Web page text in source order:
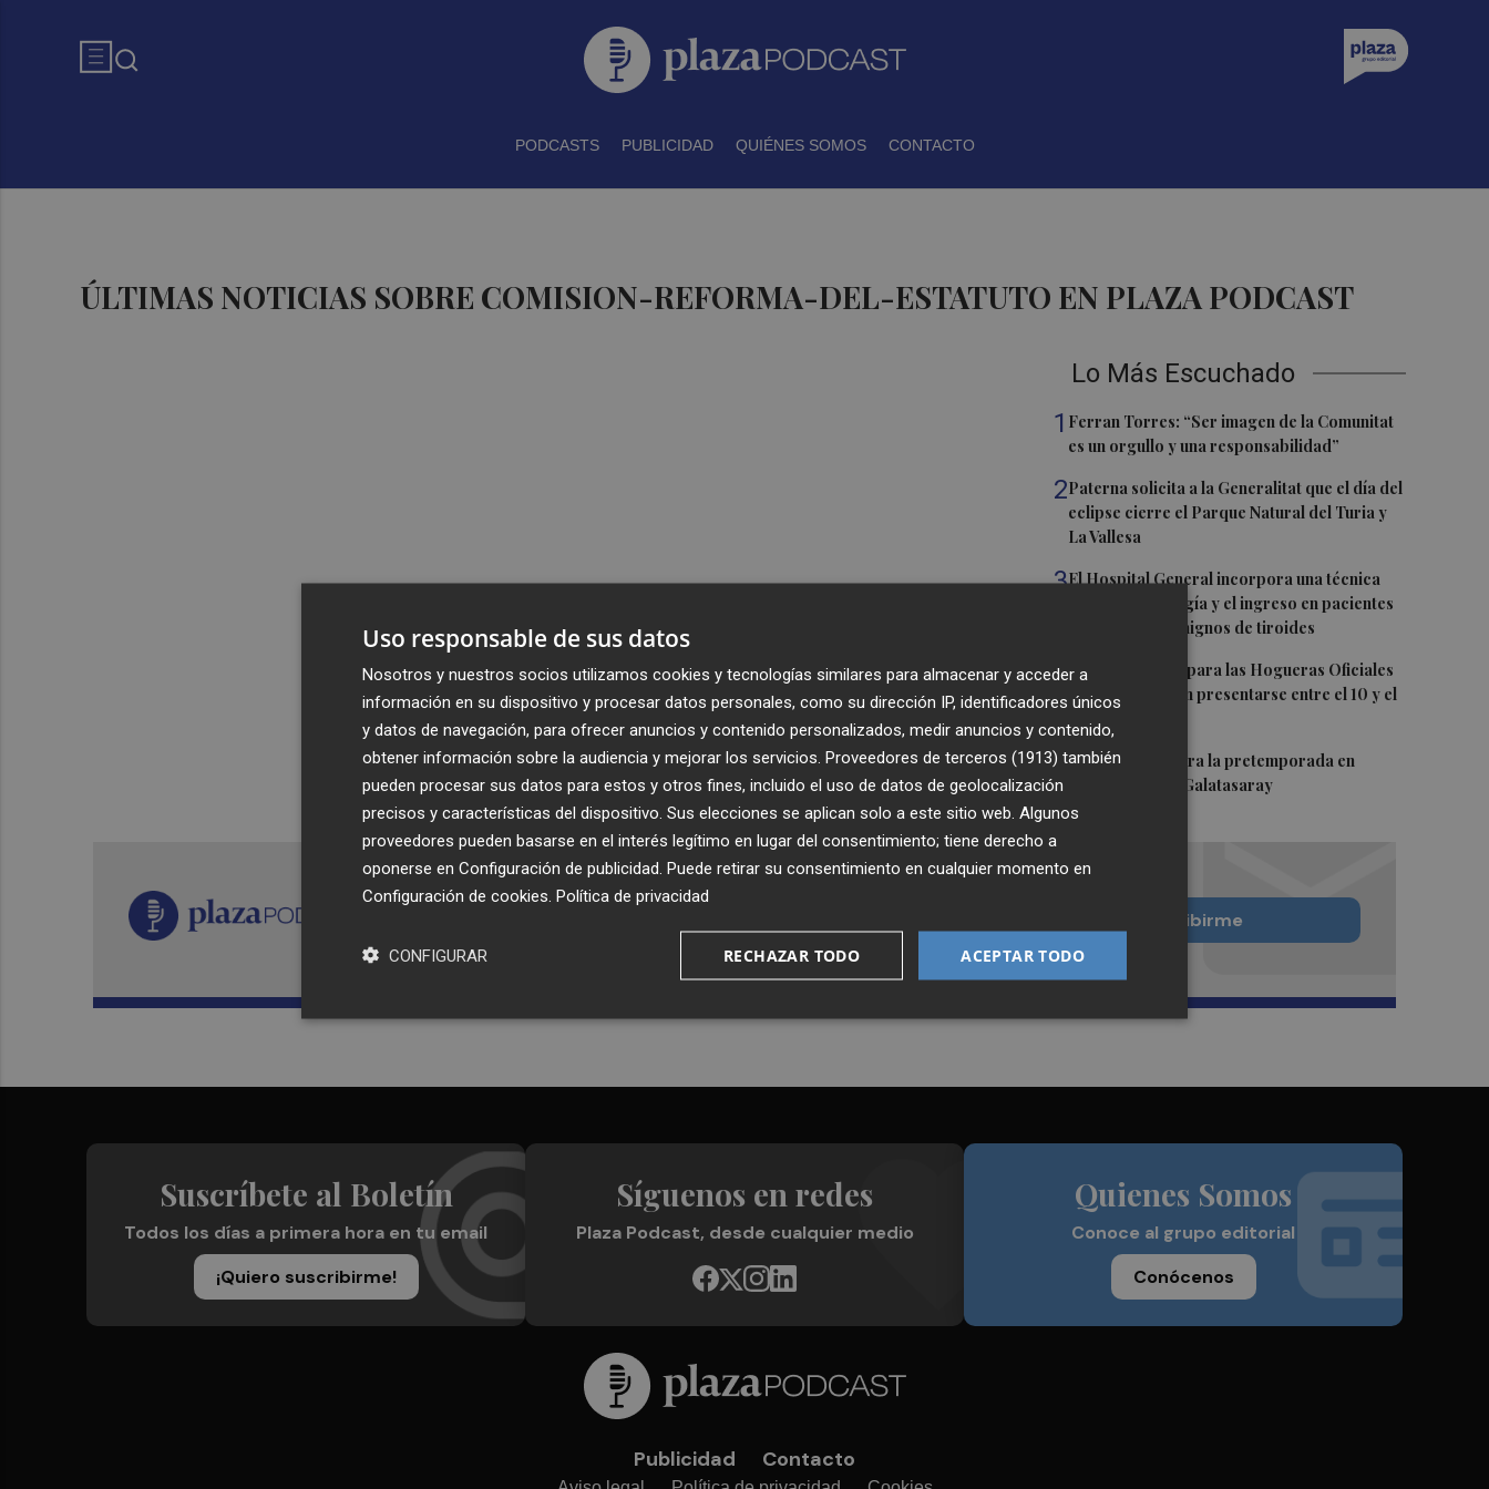
PODCASTS PUBLICIDAD QUIÉNES SOMOS CONTACTO
ÚLTIMAS NOTICIAS SOBRE COMISION-REFORMA-DEL-ESTATUTO EN PLAZA PODCAST
Lo Más Escuchado
1 Ferran Torres: “Ser imagen de la Comunitat
es un orgullo y una responsabilidad”
2Paterna solicita a la Generalitat que el día del
eclipse cierre el Parque Natural del Turia y
La Vallesa
3El Hospital General incorpora una técnica
que evita la cirugía y el ingreso en pacientes
con nódulos benignos de tiroides
4Las propuestas para las Hogueras Oficiales
de 2027 deberán presentarse entre el 10 y el
24 de agosto
5El Villarreal cierra la pretemporada en
Turquía ante el Galatasaray
Recibe toda la actualidad de
Plaza Podcast en tu correo
Quiero suscribirme
Suscríbete al Boletín
Todos los días a primera hora en tu email
¡Quiero suscribirme!
Síguenos en redes
Plaza Podcast, desde cualquier medio
Quienes Somos
Conoce al grupo editorial
Conócenos
Publicidad Contacto
Uso responsable de sus datos
Nosotros y nuestros socios utilizamos cookies y tecnologías similares para almacenar y acceder a
información en su dispositivo y procesar datos personales, como su dirección IP, identificadores únicos
y datos de navegación, para ofrecer anuncios y contenido personalizados, medir anuncios y contenido,
obtener información sobre la audiencia y mejorar los servicios. Proveedores de terceros (1913) también
pueden procesar sus datos para estos y otros fines, incluido el uso de datos de geolocalización
precisos y características del dispositivo. Sus elecciones se aplican solo a este sitio web. Algunos
proveedores pueden basarse en el interés legítimo en lugar del consentimiento; tiene derecho a
oponerse en Configuración de publicidad . Puede retirar su consentimiento en cualquier momento en
Configuración de cookies Política de privacidad
ACEPTAR TODO
RECHAZAR TODO
CONFIGURAR